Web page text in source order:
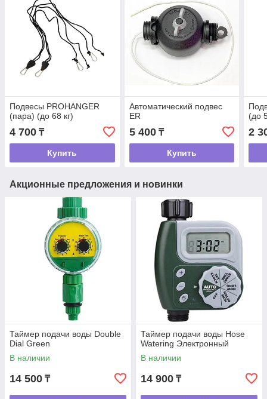
Подвесы PROHANGER
(пара) (до 68 кг)
4 700 ₸
Купить
Автоматический подвес
ER
5 400₸
Купить
(до
2
Акционные предложения и новинки
Таймер подачи воды Double
Dial Green
В наличии
14 500 ₸
Таймер подачи воды Hose
Watering Электронный
В наличии
14 900 ₸